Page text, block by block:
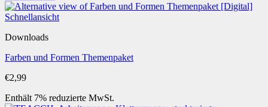
Schnellansicht
Downloads
Farben und Formen Themenpaket
€2,99
Enthält 7% reduzierte MwSt.